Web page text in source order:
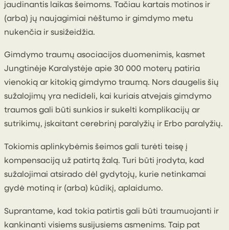
jaudinantis laikas šeimoms. Tačiau kartais motinos ir
(arba) jų naujagimiai nėštumo ir gimdymo metu
nukenčia ir susižeidžia.
Gimdymo traumų asociacijos duomenimis, kasmet
Jungtinėje Karalystėje apie 30 000 moterų patiria
vienokią ar kitokią gimdymo traumą. Nors daugelis šių
sužalojimų yra nedideli, kai kuriais atvejais gimdymo
traumos gali būti sunkios ir sukelti komplikacijų ar
sutrikimų, įskaitant cerebrinį paralyžių ir Erbo paralyžių.
Tokiomis aplinkybėmis šeimos gali turėti teisę į
kompensaciją už patirtą žalą. Turi būti įrodyta, kad
sužalojimai atsirado dėl gydytojų, kurie netinkamai
gydė motiną ir (arba) kūdikį, aplaidumo.
Suprantame, kad tokia patirtis gali būti traumuojanti ir
kankinanti visiems susijusiems asmenims. Taip pat